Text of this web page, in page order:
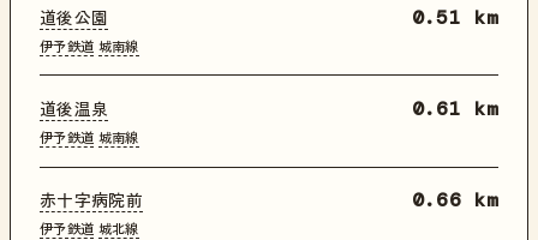
道後公園
伊予鉄道 城南線
0.51 km
道後温泉
伊予鉄道 城南線
0.61 km
赤十字病院前
伊予鉄道 城北線
0.66 km